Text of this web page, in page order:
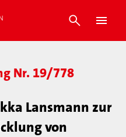
Nr. 19/778
Lansmann zur
von